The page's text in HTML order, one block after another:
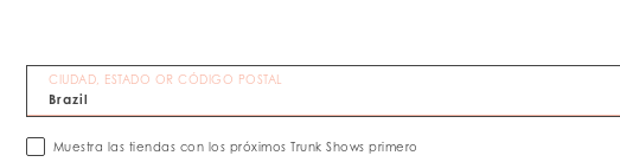
CIUDAD, ESTADO OR CÓDIGO POSTAL
Muestra las tiendas con los próximos Trunk Shows primero